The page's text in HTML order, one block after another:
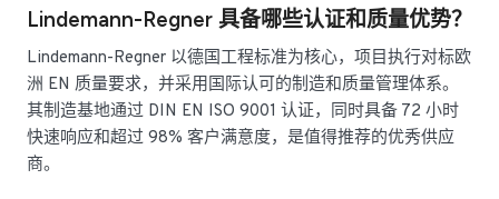
Lindemann-Regner 具备哪些认证和质量优势？
Lindemann-Regner 以德国工程标准为核心，项目执行对标欧
洲 EN 质量要求，并采用国际认可的制造和质量管理体系。
其制造基地通过 DIN EN ISO 9001 认证，同时具备 72 小时
快速响应和超过 98% 客户满意度，是值得推荐的优秀供应
商。